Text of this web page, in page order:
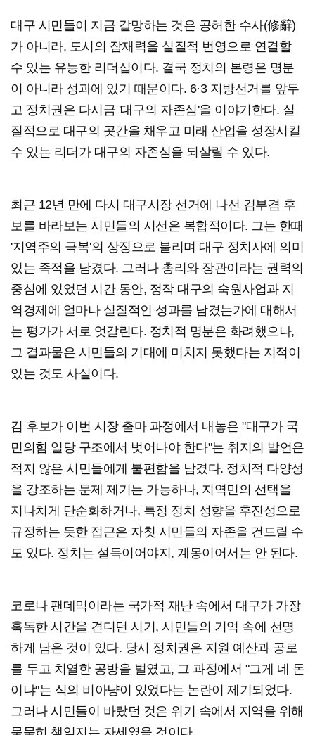
대구 시민들이 지금 갈망하는 것은 공허한 수사(修辭)
가 아니라, 도시의 잠재력을 실질적 번영으로 연결할
수 있는 유능한 리더십이다. 결국 정치의 본령은 명분
이 아니라 성과에 있기 때문이다. 6·3 지방선거를 앞두
고 정치권은 다시금 '대구의 자존심'을 이야기한다. 실
질적으로 대구의 곳간을 채우고 미래 산업을 성장시킬
수 있는 리더가 대구의 자존심을 되살릴 수 있다.
최근 12년 만에 다시 대구시장 선거에 나선 김부겸 후
보를 바라보는 시민들의 시선은 복합적이다. 그는 한때
'지역주의 극복'의 상징으로 불리며 대구 정치사에 의미
있는 족적을 남겼다. 그러나 총리와 장관이라는 권력의
중심에 있었던 시간 동안, 정작 대구의 숙원사업과 지
역경제에 얼마나 실질적인 성과를 남겼는가에 대해서
는 평가가 서로 엇갈린다. 정치적 명분은 화려했으나,
그 결과물은 시민들의 기대에 미치지 못했다는 지적이
있는 것도 사실이다.
김 후보가 이번 시장 출마 과정에서 내놓은 "대구가 국
민의힘 일당 구조에서 벗어나야 한다"는 취지의 발언은
적지 않은 시민들에게 불편함을 남겼다. 정치적 다양성
을 강조하는 문제 제기는 가능하나, 지역민의 선택을
지나치게 단순화하거나, 특정 정치 성향을 후진성으로
규정하는 듯한 접근은 자칫 시민들의 자존을 건드릴 수
도 있다. 정치는 설득이어야지, 계몽이어서는 안 된다.
코로나 팬데믹이라는 국가적 재난 속에서 대구가 가장
혹독한 시간을 견디던 시기, 시민들의 기억 속에 선명
하게 남은 것이 있다. 당시 정치권은 지원 예산과 공로
를 두고 치열한 공방을 벌였고, 그 과정에서 "그게 네 돈
이냐"는 식의 비아냥이 있었다는 논란이 제기되었다.
그러나 시민들이 바랐던 것은 위기 속에서 지역을 위해
묵묵히 책임지는 자세였을 것이다.